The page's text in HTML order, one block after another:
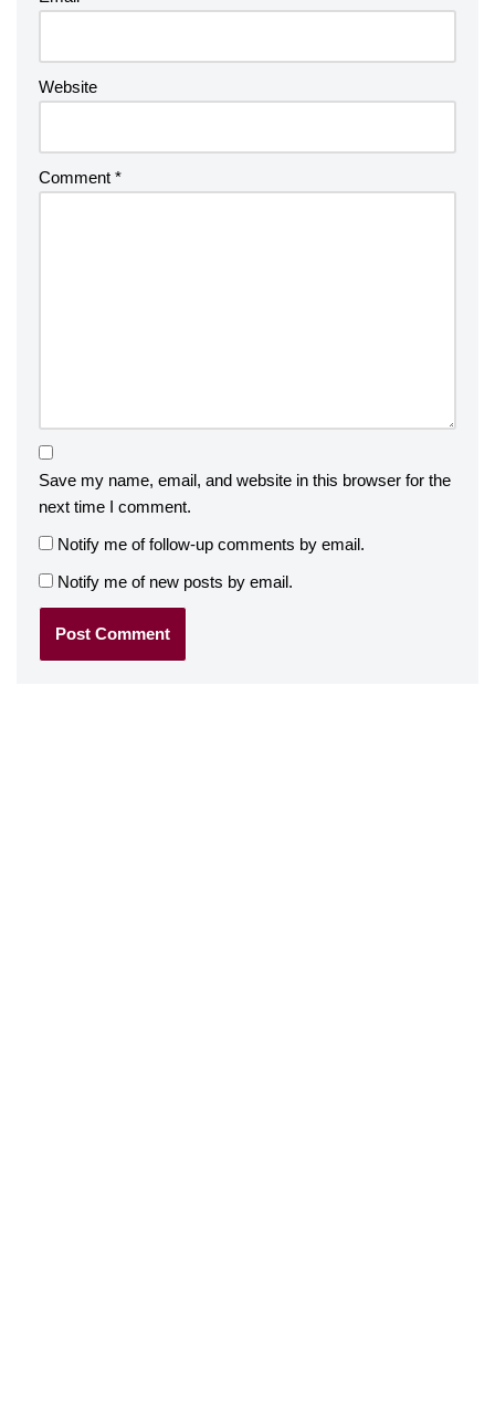
Website
Comment *
Save my name, email, and website in this browser for the
next time I comment.
Notify me of follow-up comments by email.
Notify me of new posts by email.